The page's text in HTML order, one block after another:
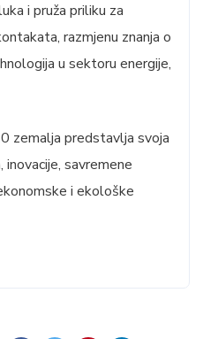
i pruža priliku za
razmjenu znanja o
u sektoru energije,
zemalja predstavlja svoja
inovacije, savremene
i ekološke